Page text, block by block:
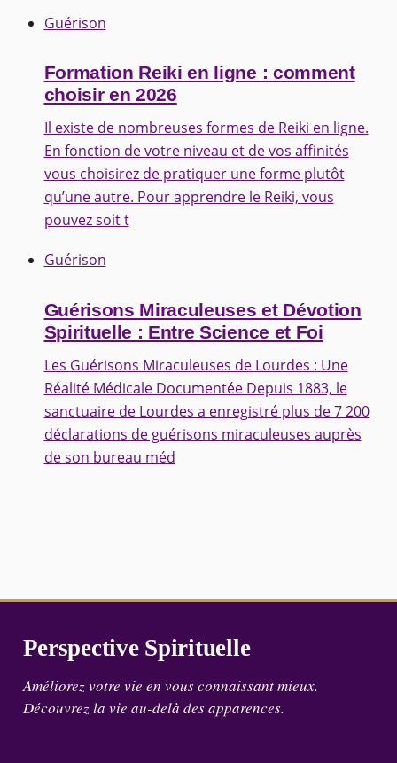
Guérison
Formation Reiki en ligne : comment
choisir en 2026
Il existe de nombreuses formes de Reiki en ligne.
En fonction de votre niveau et de vos affinités
vous choisirez de pratiquer une forme plutôt
qu’une autre. Pour apprendre le Reiki, vous
pouvez soit t
Guérison
Guérisons Miraculeuses et Dévotion
Spirituelle : Entre Science et Foi
Les Guérisons Miraculeuses de Lourdes : Une
Réalité Médicale Documentée Depuis 1883, le
sanctuaire de Lourdes a enregistré plus de 7 200
déclarations de guérisons miraculeuses auprès
de son bureau méd
Perspective Spirituelle
Améliorez votre vie en vous connaissant mieux.
Découvrez la vie au-delà des apparences.